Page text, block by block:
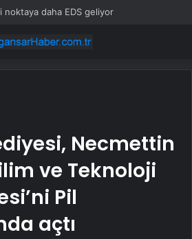
noktaya daha EDS geliyor
Necmettin
ve Teknoloji
Pil
açtı